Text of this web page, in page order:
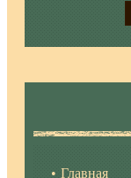
Главная